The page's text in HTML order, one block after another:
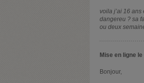
voila j’ai 16
dangereu ? sa
ou deux
Mise en ligne le
Bonjour,